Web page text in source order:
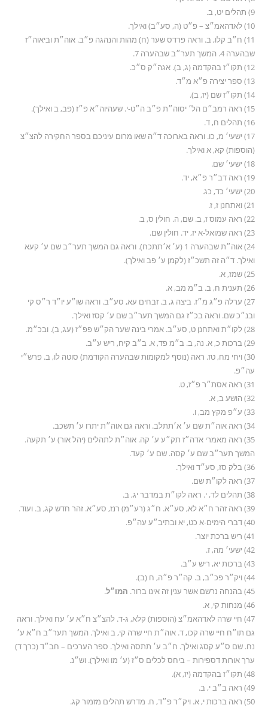
9) תהלים יט, ב.
10) לאדהאמ״צ – פ״ט (ה, סע״ב) ואילך.
11) ח״ב קלו, ב. וראה פרדס שער (ח) מהות והנהגה פ״ב. אוה״ת וביאוה״ז
שבהערה 4. המשך תער״ב שבהערה 7.
12) תקו״ז בהקדמה (ג, ב). אגה״ק ס״כ.
13) ספר יצירה פ״א מ״ד.
14) תקו״ז שם (יז, ב).
15) ראה רמב״ם הל׳ יסוה״ת פ״ב ה״ט-י. שעהיוה״א פ״ז (פב, ב ואילך).
16) תהלים ח, ד.
17) ישעי׳ מ, כו. וראה בארוכה ד״ה שאו מרום עיניכם בספר החקירה להצ״צ
(הוספות) קא, א ואילך.
18) ישעי׳ שם.
19) ראה דב״ר פ״א, יד.
20) ישעי׳ כד, כג.
21) ואתחנן ז, ז.
22) ראה עמוס ז, ב. שם, ה. חולין ס, ב.
23) ראה שמואל-א יז, יד. חולין שם.
24) אוה״ת שבהערה 1 (ע׳ א׳תתכח). וראה גם המשך תער״ב שם ע׳ קעא
ואילך. ד״ה זה תשכ״ז (לקמן ע׳ פב ואילך).
25) שמז, א.
26) תענית ח, ב. ב״מ מב, א.
27) ערלה פ״ג מ״ז. ביצה ג, ב. זבחים עא, סע״ב. וראה שו״ע יו״ד ר״ס קי
ובנ״כ שם. וראה בכ״ז גם המשך תער״ב שם ע׳ קסז ואילך.
28) לקו״ת ואתחנן ט, סע״ב. אמרי בינה שער הק״ש פפ״ז (עג, ב). ובכ״מ.
29) ברכות כ, א. נה, ב. ב״מ פד, א. ב״ב קיח, ריש ע״ב.
30) ויחי מח, טז. ראה (נוסף למקומות שבהערה הקודמת) סוטה לו, ב. פרש״י
עה״פ.
31) ראה אסת״ר פ״ז, ט.
32) הושע ב, א.
33) ע״פ מקץ מב, ו.
34) ראה אוה״ת שם ע׳ א׳תתלב. וראה גם אוה״ת יתרו ע׳ תשכב.
35) ראה מאמרי אדה״ז תק״ע ע׳ קה. אוה״ת לתהלים (יהל אור) ע׳ תקעה.
המשך תער״ב שם ע׳ קסה. שם ע׳ קעד.
36) בלק סז, סע״ד ואילך.
37) ראה לקו״ת שם.
38) תהלים לד, י. ראה לקו״ת במדבר יג, ב.
39) ראה זהר ח״א לא, סע״א. ח״ג (רע״מ) רנז, סע״א. זהר חדש קג, ב. ועוד.
40) דברי הימים-א כט, יא ובתיב״ע עה״פ.
41) ריש ברכת יוצר.
42) ישעי׳ מה, ז.
43) ברכות יא, ריש ע״ב.
44) ויק״ר פכ״ב, ב. קה״ר פ״ה, ח (ב).
45) בהנחה נרשם אשר ענין זה אינו ברור.
המו״ל.
46) מנחות קי, א.
47) חיי שרה לאדהאמ״צ (הוספות) קלא, ג-ד. להצ״צ ח״א ע׳ עח ואילך. וראה
גם תו״ח חיי שרה קכו, ד. אוה״ת חיי שרה קי, ב ואילך. המשך תער״ב ח״א ע׳
נח. שם ס״ע קסג ואילך. ח״ב ע׳ תתסה ואילך. ספר הערכים – חב״ד (כרך ד)
ערך אורות דספירות – ביחס לכלים ס״ז (ע׳ מו ואילך). וש״נ.
48) תקו״ז בהקדמה (יז, א).
49) ראה ב״ב י, ב.
50) ראה ברכות י, א. ויק״ר פ״ד, ח. מדרש תהלים מזמור קג.